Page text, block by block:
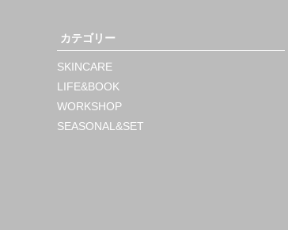
カテゴリー
SKINCARE
LIFE&BOOK
WORKSHOP
SEASONAL&SET